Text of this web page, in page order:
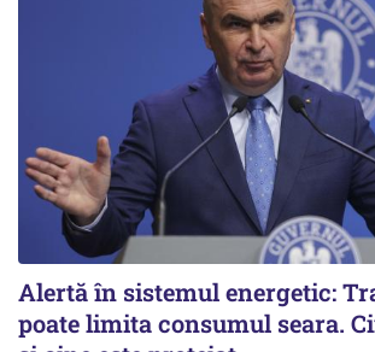
Alertă în sistemul energetic:
poate limita consumul seara.